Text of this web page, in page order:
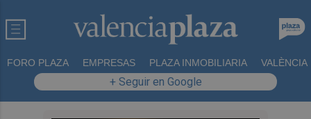
FORO PLAZA EMPRESAS PLAZA INMOBILIARIA VALÈNCIA
+ Seguir en Google